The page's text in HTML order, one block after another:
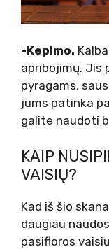
-Kepimo.
apribojimų. Jis
pyragams,
jums patinka
galite naudoti
KAIP
VAISIŲ?
Kad iš šio
daugiau
pasifloros